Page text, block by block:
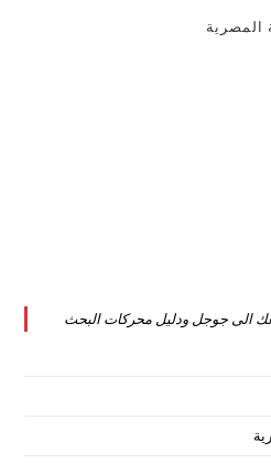
المصرية
الى جوجل ودليل محركات البحث